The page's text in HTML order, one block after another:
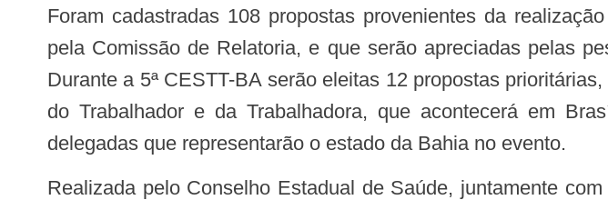
Foram cadastradas 108 propostas provenientes da realização das 9 Conferências Macrorregionais que foram sistematizadas
pela Comissão de Relatoria, e que serão apreciadas pelas
Durante a 5ª CESTT-BA serão eleitas 12 propostas
do Trabalhador e da Trabalhadora, que acontecerá em
delegadas que representarão o estado da Bahia no evento.
Realizada pelo Conselho Estadual de Saúde, juntamente com Governo do Estado, através da Secretaria da Saúde do Estado